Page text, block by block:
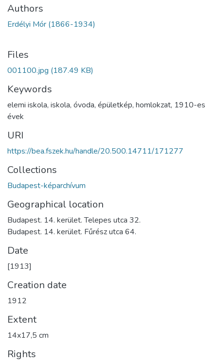
Authors
Erdélyi Mór (1866-1934)
Files
001100.jpg (187.49 KB)
Keywords
elemi iskola, iskola, óvoda, épületkép, homlokzat, 1910-es
évek
URI
https://bea.fszek.hu/handle/20.500.14711/171277
Collections
Budapest-képarchívum
Geographical location
Budapest. 14. kerület. Telepes utca 32.
Budapest. 14. kerület. Fűrész utca 64.
Date
[1913]
Creation date
1912
Extent
14x17,5 cm
Rights